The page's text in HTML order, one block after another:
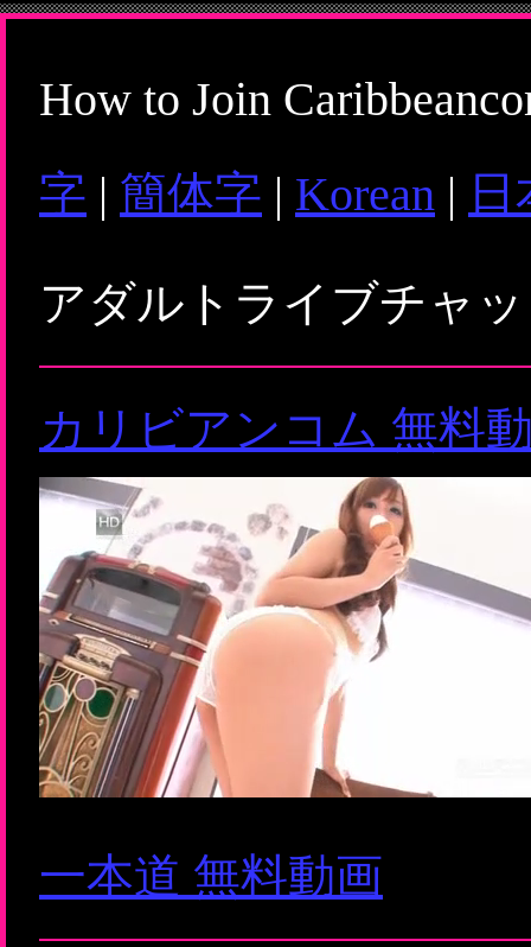
How to Join
字 | 簡体字 | Korean |
アダルトライブチャ
カリビアンコム 無料
一本道 無料動画